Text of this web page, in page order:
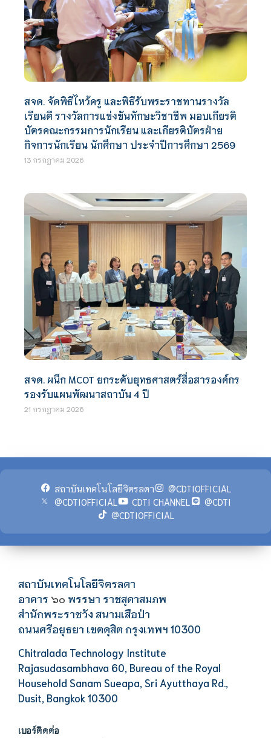
สจด. จัดพิธีไหว้ครู และพิธีรับพระราชทานรางวัล
เรียนดี รางวัลการแข่งขันทักษะวิชาชีพ มอบเกียรติ
บัตรคณะกรรมการนักเรียน และเกียรติบัตรฝ่าย
กิจการนักเรียน นักศึกษา ประจำปีการศึกษา 2569
13 กรกฎาคม 2026
สจด. ผนึก MCOT ยกระดับยุทธศาสตร์สื่อสารองค์กร
รองรับแผนพัฒนาสถาบัน 4 ปี
21 กรกฎาคม 2026
สถาบันเทคโนโลยีจิตรลดา
@CDTIOFFICIAL
@CDTIOFFICIAL
CDTI CHANNEL
@CDTI
@CDTIOFFICIAL
สถาบันเทคโนโลยีจิตรลดา
อาคาร ๖๐ พรรษา ราชสุดาสมภพ
สำนักพระราชวัง สนามเสือป่า
ถนนศรีอยุธยา เขตดุสิต กรุงเทพฯ 10300
Chitralada Technology Institute
Rajasudasambhava 60, Bureau of the Royal
Household Sanam Sueapa, Sri Ayutthaya Rd.,
Dusit, Bangkok 10300
เบอร์ติดต่อ